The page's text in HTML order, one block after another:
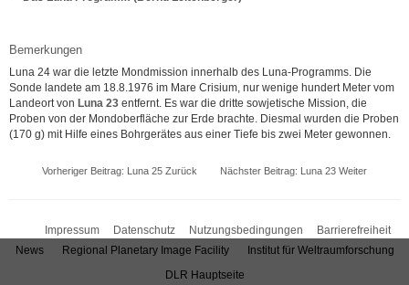
Bemerkungen
Luna 24 war die letzte Mondmission innerhalb des Luna-Programms. Die
Sonde landete am 18.8.1976 im Mare Crisium, nur wenige hundert Meter vom
Landeort von Luna 23 entfernt. Es war die dritte sowjetische Mission, die
Proben von der Mondoberfläche zur Erde brachte. Diesmal wurden die Proben
(170 g) mit Hilfe eines Bohrgerätes aus einer Tiefe bis zwei Meter gewonnen.
Vorheriger Beitrag: Luna 25 Zurück Nächster Beitrag: Luna 23 Weiter
Impressum Datenschutz Nutzungsbedingungen
Barrierefreiheit
News
Regional Planetary Image Facility
Institut für Weltraumforschung
DLR Hauptseite